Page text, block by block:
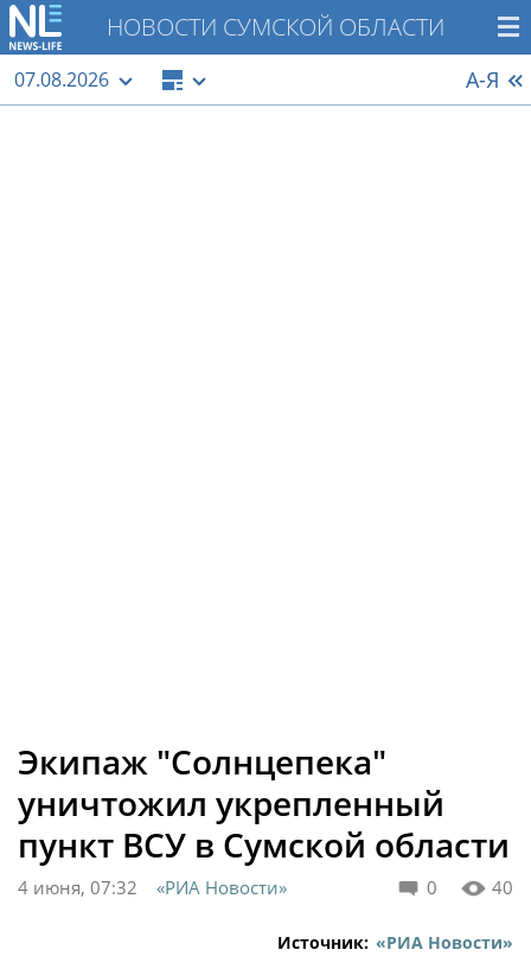
НОВОСТИ СУМСКОЙ ОБЛАСТИ
07.08.2026 А-Я
Экипаж "Солнцепека"
уничтожил укрепленный
пункт ВСУ в Сумской области
0 40
4 июня, 07:32 «РИА Новости»
Источник: «РИА Новости»